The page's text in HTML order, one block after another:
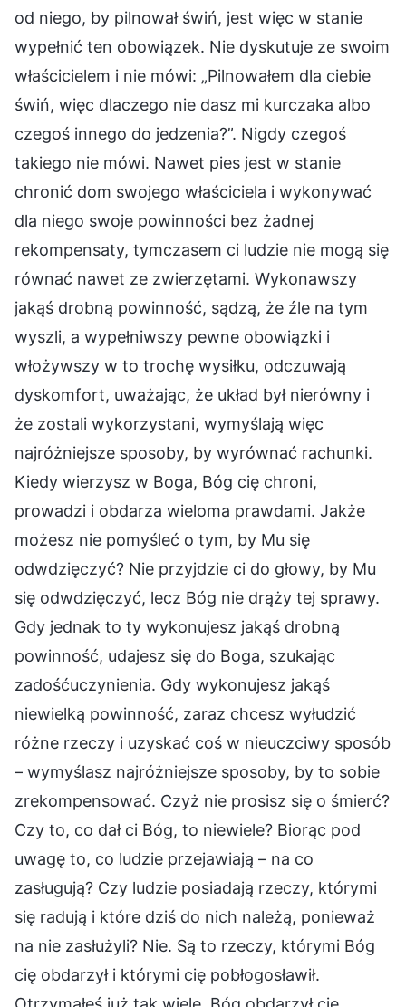
od niego, by pilnował świń, jest więc w stanie
wypełnić ten obowiązek. Nie dyskutuje ze swoim
właścicielem i nie mówi: „Pilnowałem dla ciebie
świń, więc dlaczego nie dasz mi kurczaka albo
czegoś innego do jedzenia?”. Nigdy czegoś
takiego nie mówi. Nawet pies jest w stanie
chronić dom swojego właściciela i wykonywać
dla niego swoje powinności bez żadnej
rekompensaty, tymczasem ci ludzie nie mogą się
równać nawet ze zwierzętami. Wykonawszy
jakąś drobną powinność, sądzą, że źle na tym
wyszli, a wypełniwszy pewne obowiązki i
włożywszy w to trochę wysiłku, odczuwają
dyskomfort, uważając, że układ był nierówny i
że zostali wykorzystani, wymyślają więc
najróżniejsze sposoby, by wyrównać rachunki.
Kiedy wierzysz w Boga, Bóg cię chroni,
prowadzi i obdarza wieloma prawdami. Jakże
możesz nie pomyśleć o tym, by Mu się
odwdzięczyć? Nie przyjdzie ci do głowy, by Mu
się odwdzięczyć, lecz Bóg nie drąży tej sprawy.
Gdy jednak to ty wykonujesz jakąś drobną
powinność, udajesz się do Boga, szukając
zadośćuczynienia. Gdy wykonujesz jakąś
niewielką powinność, zaraz chcesz wyłudzić
różne rzeczy i uzyskać coś w nieuczciwy sposób
– wymyślasz najróżniejsze sposoby, by to sobie
zrekompensować. Czyż nie prosisz się o śmierć?
Czy to, co dał ci Bóg, to niewiele? Biorąc pod
uwagę to, co ludzie przejawiają – na co
zasługują? Czy ludzie posiadają rzeczy, którymi
się radują i które dziś do nich należą, ponieważ
na nie zasłużyli? Nie. Są to rzeczy, którymi Bóg
cię obdarzył i którymi cię pobłogosławił.